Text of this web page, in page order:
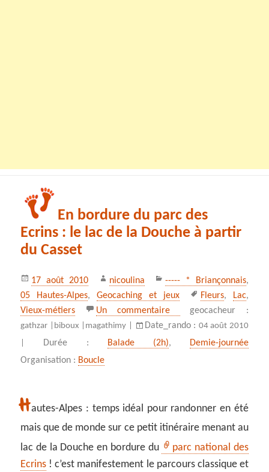
En bordure du parc des
Ecrins : le lac de la Douche à partir
du Casset
Publié
le
17 août 2010 Auteur
nicoulina Catégories
----- * Briançonnais,
05 Hautes-Alpes,Geocaching et jeux
Mots-
clés
Fleurs, Lac,
Vieux-métiers
Un commentaire sur En bordure du
geocacheur :
gathzar | biboux | magathimy | Date_rando : 04 août 2010
Durée : Balade (2h),
Demie-journée
Organisation : Boucle
Hautes-Alpes : temps idéal pour randonner en été
mais que de monde sur ce petit itinéraire menant au
lac de la Douche en bordure du
parc national des
Ecrins ! c’est manifestement le parcours classique et